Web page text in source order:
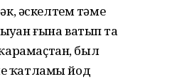
әскелтем тәме
ғына ватып та
был
ҡатламы йод